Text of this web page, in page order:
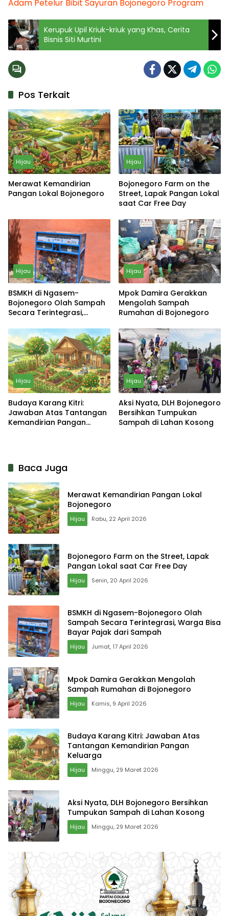
Adam Petelur Bibit Sayuran Bojonegoro Program
Kerupuk Upil Kriuk-kriuk yang Khas, Cerita
Bisnis Siti Murtini
Pos Terkait
Hijau
Merawat Kemandirian
Pangan Lokal Bojonegoro
Hijau
Bojonegoro Farm on the
Street, Lapak Pangan Lokal
saat Car Free Day
Hijau
BSMKH di Ngasem-
Bojonegoro Olah Sampah
Secara Terintegrasi,
dari Sampah
Hijau
Mpok Damira Gerakkan
Mengolah Sampah
Rumahan di Bojonegoro
Hijau
Budaya Karang Kitri:
Jawaban Atas Tantangan
Kemandirian Pangan
Hijau
Aksi Nyata, DLH Bojonegoro
Bersihkan Tumpukan
Sampah di Lahan Kosong
Baca Juga
Merawat Kemandirian Pangan Lokal
Bojonegoro
Hijau Rabu, 22 April 2026
Bojonegoro Farm on the Street, Lapak
Pangan Lokal saat Car Free Day
Hijau Senin, 20 April 2026
BSMKH di Ngasem-Bojonegoro Olah
Sampah Secara Terintegrasi, Warga Bisa
Bayar Pajak dari Sampah
Hijau Jumat, 17 April 2026
Mpok Damira Gerakkan Mengolah
Sampah Rumahan di Bojonegoro
Hijau Kamis, 9 April 2026
Budaya Karang Kitri: Jawaban Atas
Tantangan Kemandirian Pangan
Keluarga
Hijau Minggu, 29 Maret 2026
Aksi Nyata, DLH Bojonegoro Bersihkan
Tumpukan Sampah di Lahan Kosong
Hijau Minggu, 29 Maret 2026